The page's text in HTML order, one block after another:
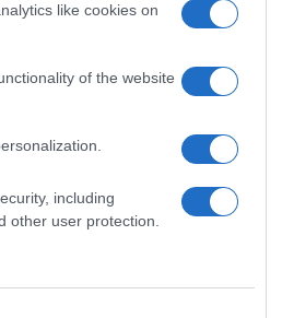
like cookies on
of the website
including
other user protection.
|Segnala